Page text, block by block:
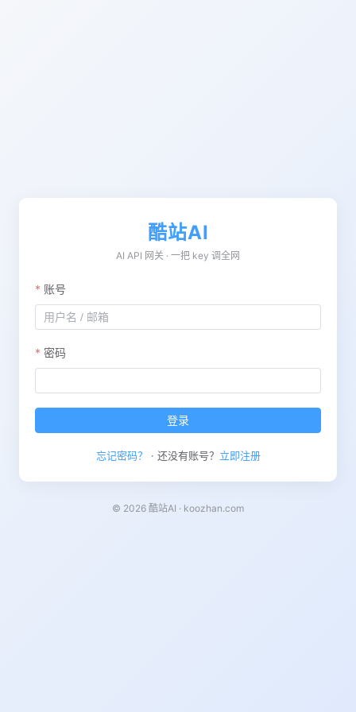
酷站AI
AI API 网关 · 一把 key 调全网
账号
密码
登录
忘记密码？ · 还没有账号？ 立即注册
© 2026 酷站AI · koozhan.com